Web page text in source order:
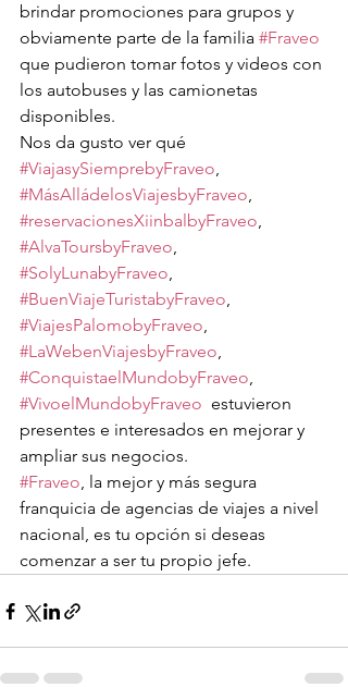
brindar promociones para grupos y
obviamente parte de la familia #Fraveo
que pudieron tomar fotos y videos con
los autobuses y las camionetas
disponibles.
Nos da gusto ver qué
#ViajasySiemprebyFraveo,
#MásAlládelosViajesbyFraveo,
#reservacionesXiinbalbyFraveo,
#AlvaToursbyFraveo,
#SolyLunabyFraveo,
#BuenViajeTuristabyFraveo,
#ViajesPalomobyFraveo,
#LaWebenViajesbyFraveo,
#ConquistaelMundobyFraveo,
#VivoelMundobyFraveo
  estuvieron
presentes e interesados en mejorar y
ampliar sus negocios.
#Fraveo, la mejor y más segura
franquicia de agencias de viajes a nivel
nacional, es tu opción si deseas
comenzar a ser tu propio jefe.